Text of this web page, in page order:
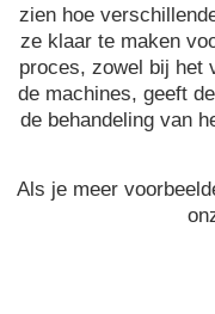
zien hoe
ze klaar te maken
proces, zowel bij het
de machines, geeft
de behandeling van
Als je meer